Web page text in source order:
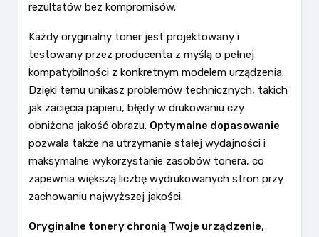
rezultatów bez kompromisów.
Każdy oryginalny toner jest projektowany i
testowany przez producenta z myślą o pełnej
kompatybilności z konkretnym modelem urządzenia.
Dzięki temu unikasz problemów technicznych, takich
jak zacięcia papieru, błędy w drukowaniu czy
obniżona jakość obrazu. Optymalne dopasowanie
pozwala także na utrzymanie stałej wydajności i
maksymalne wykorzystanie zasobów tonera, co
zapewnia większą liczbę wydrukowanych stron przy
zachowaniu najwyższej jakości.
Oryginalne tonery chronią Twoje urządzenie,